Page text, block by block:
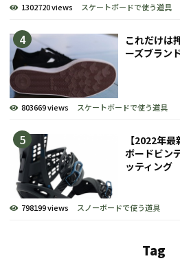
1302720 views スケートボードで使う道具
これだけは
ーズブラン
803669 views スケートボードで使う道具
【2022年
ボードビン
ッティング
798199 views スノーボードで使う道具
Tag